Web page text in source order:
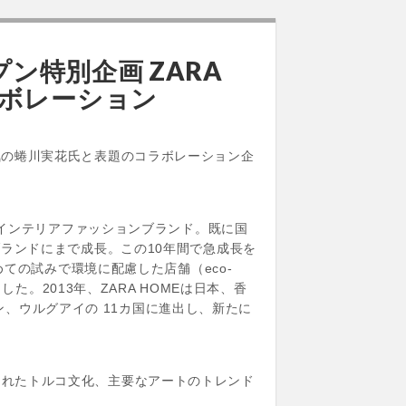
ン特別企画 ZARA
レーション
蜷川実花氏と表題のコラボレーション企
テリアファッションブランド。既に国
ンドにまで成長。この10年間で急成長を
の試みで環境に配慮した店舗（eco-
た。2013年、ZARA HOMEは日本、香
ウルグアイの 11カ国に進出し、新たに
たトルコ文化、主要なアートのトレンド